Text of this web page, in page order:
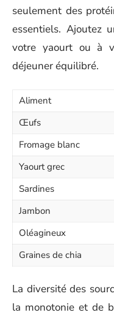
seulement des
essentiels. Ajoutez
votre yaourt ou à
déjeuner équilibré.
Aliment
Œufs
Fromage blanc
Yaourt grec
Sardines
Jambon
Oléagineux
Graines de chia
La diversité des
la monotonie et de